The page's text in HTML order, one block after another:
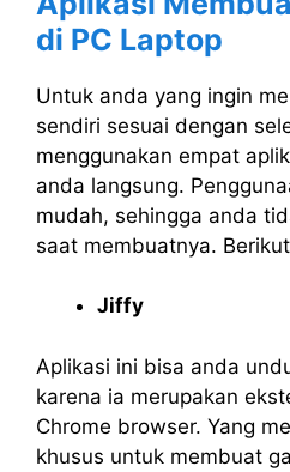
di PC Laptop
Untuk anda yang ingin
sendiri sesuai dengan
menggunakan empat
anda langsung.
mudah, sehingga anda
saat membuatnya.
Jiffy
Aplikasi ini bisa anda
karena ia merupakan
Chrome browser. Yang
khusus untuk membuat